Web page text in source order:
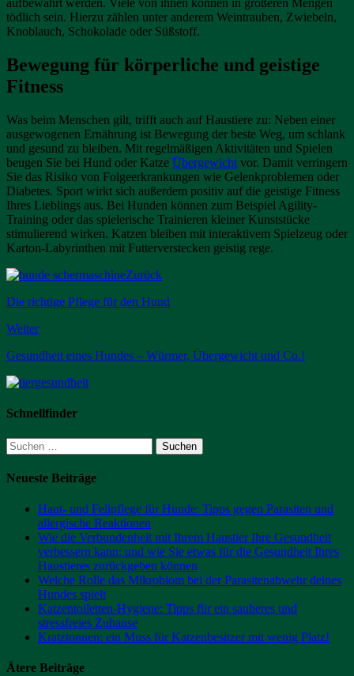
aufbewahrt werden. Viele von ihnen können in größeren Mengen
tödlich sein. Hierzu zählen unter anderem Weintrauben, Zwiebeln,
Knoblauch, Schokolade oder Süßstoff.
Bewegung für körperliche und geistige
Fitness
Was beim Menschen gilt, trifft auch auf Haustiere zu: Neben einer
ausgewogenen Ernährung ist Bewegung der beste Weg, um schlank
und gesund zu bleiben. Mit regelmäßigen Aktivitäten und Spielen
beugen Sie bei Hund oder Katze Übergewicht vor. Damit verringern
Sie das Risiko von Folgeerkrankungen wie Gelenkproblemen oder
Diabetes. Sport wirkt sich außerdem positiv auf die geistige Fitness
Ihres Lieblings aus. Bei Hunden können zum Beispiel Agility-
Training oder das spielerische Trainieren kleiner Kunststücke
stimulierend wirken. Katzen bleiben mit interaktivem Spielzeug oder
Karton-Labyrinthen mit Futterverstecken geistig rege.
Zurück
Die richtige Pflege für den Hund
Weiter
Gesundheit eines Hundes – Würmer, Übergewicht und Co.!
Schnellfinder
Suchen
nach:
Neueste Beiträge
Haut- und Fellpflege für Hunde: Tipps gegen Parasiten und
allergische Reaktionen
Wie die Verbundenheit mit Ihrem Haustier Ihre Gesundheit
verbessern kann: und wie Sie etwas für die Gesundheit Ihres
Haustieres zurückgeben können
Welche Rolle das Mikrobiom bei der Parasitenabwehr deines
Hundes spielt
Katzentoiletten-Hygiene: Tipps für ein sauberes und
stressfreies Zuhause
Kratztonnen: ein Muss für Katzenbesitzer mit wenig Platz!
Ätere Beiträge